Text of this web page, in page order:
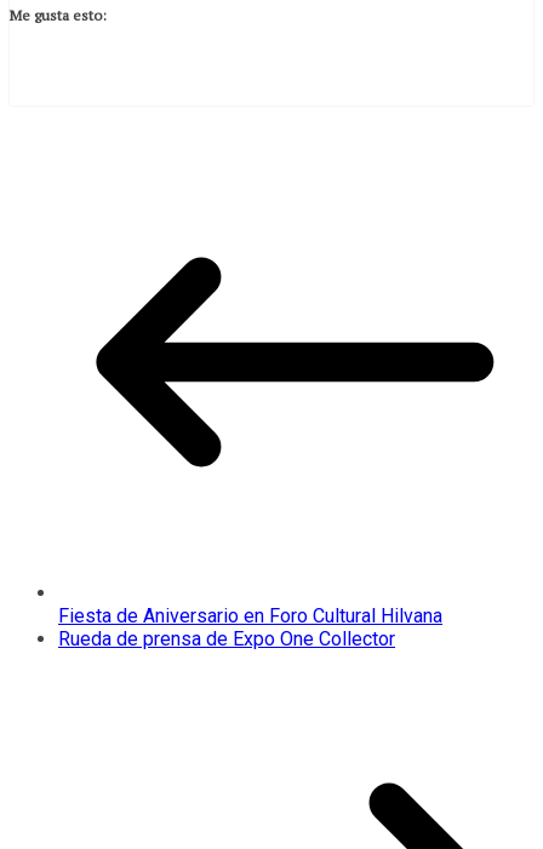
Me gusta esto:
Fiesta de Aniversario en Foro Cultural Hilvana
Rueda de prensa de Expo One Collector